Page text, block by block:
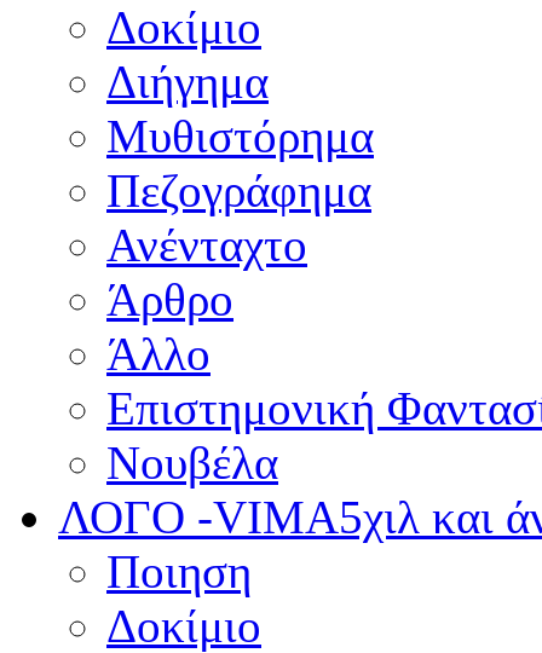
Δοκίμιο
Διήγημα
Μυθιστόρημα
Πεζογράφημα
Ανένταχτο
Άρθρο
Άλλο
Επιστημονική
Νουβέλα
ΛΟΓΟ -VIMA5χιλ και
Ποιηση
Δοκίμιο